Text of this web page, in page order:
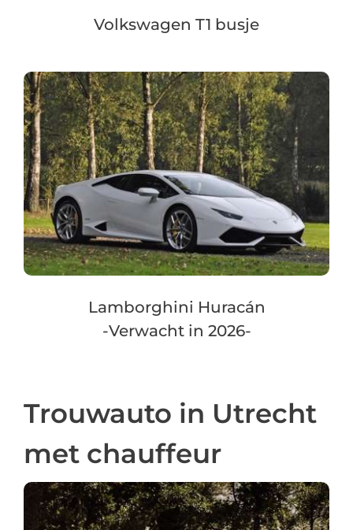
Volkswagen T1 busje
Lamborghini Huracán
-Verwacht in 2026-
Trouwauto in Utrecht
met chauffeur